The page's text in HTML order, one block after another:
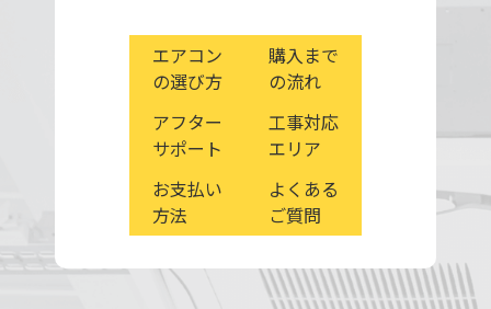
エアコン
の選び方
購入まで
の流れ
アフター
サポート
工事対応
エリア
お支払い
方法
よくある
ご質問